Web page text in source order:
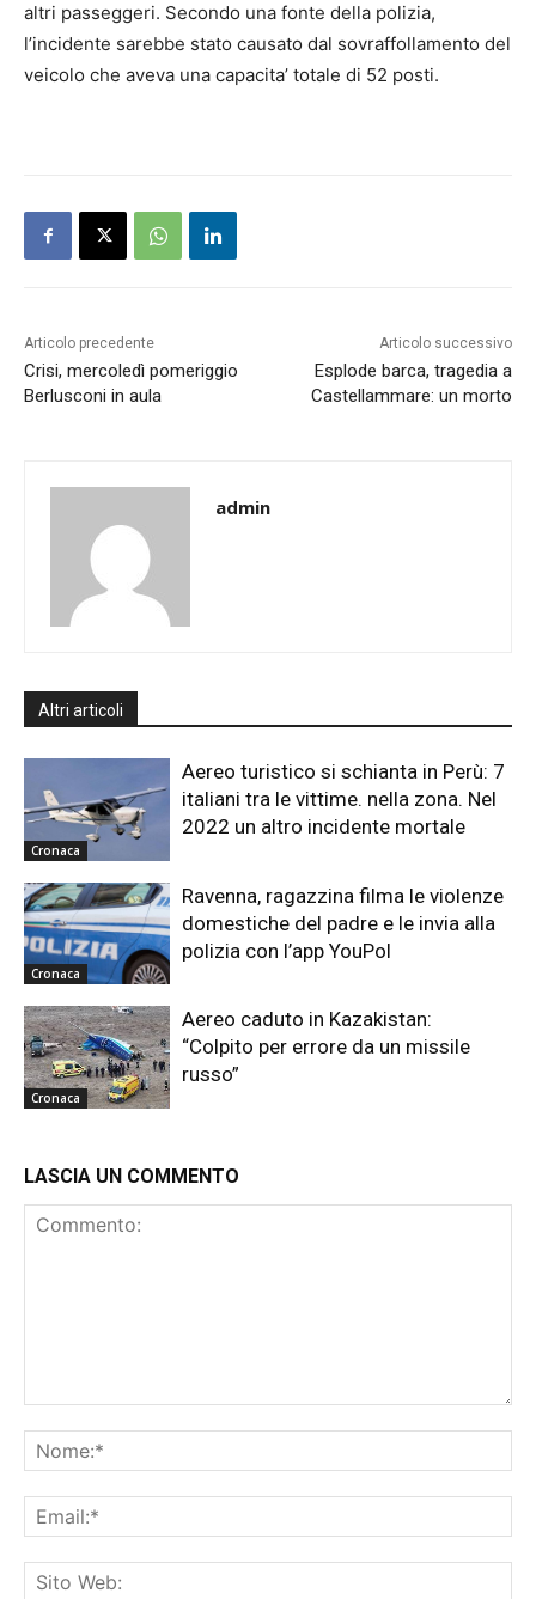
altri passeggeri. Secondo una fonte della polizia,
l’incidente sarebbe stato causato dal sovraffollamento del
veicolo che aveva una capacita’ totale di 52 posti.
Articolo precedente
Crisi, mercoledì pomeriggio
Berlusconi in aula
Articolo successivo
Esplode barca, tragedia a
Castellammare: un morto
admin
Altri articoli
Cronaca
Aereo turistico si schianta in Perù: 7
italiani tra le vittime. nella zona. Nel
2022 un altro incidente mortale
Cronaca
Ravenna, ragazzina filma le violenze
domestiche del padre e le invia alla
polizia con l’app YouPol
Cronaca
Aereo caduto in Kazakistan:
“Colpito per errore da un missile
russo”
LASCIA UN COMMENTO